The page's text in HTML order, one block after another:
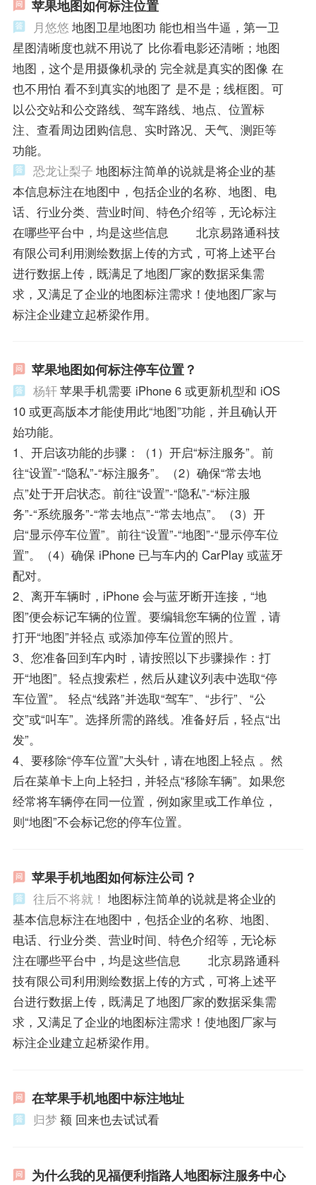
苹果地图如何标注位置
月悠悠 地图卫星地图功 能也相当牛逼，第一卫
星图清晰度也就不用说了 比你看电影还清晰；地图
地图，这个是用摄像机录的 完全就是真实的图像 在
也不用怕 看不到真实的地图了 是不是；线框图。可
以公交站和公交路线、驾车路线、地点、位置标
注、查看周边团购信息、实时路况、天气、测距等
功能。
恐龙让梨子 地图标注简单的说就是将企业的基
本信息标注在地图中，包括企业的名称、地图、电
话、行业分类、营业时间、特色介绍等，无论标注
在哪些平台中，均是这些信息 北京易路通科技
有限公司利用测绘数据上传的方式，可将上述平台
进行数据上传，既满足了地图厂家的数据采集需
求，又满足了企业的地图标注需求！使地图厂家与
标注企业建立起桥梁作用。
苹果地图如何标注停车位置？
杨轩苹果手机需要 iPhone 6 或更新机型和 iOS
10 或更高版本才能使用此“地图”功能，并且确认开
始功能。
1、开启该功能的步骤：（1）开启“标注服务”。前
往“设置”-“隐私”-“标注服务”。（2）确保“常去地
点”处于开启状态。前往“设置”-“隐私”-“标注服
务”-“系统服务”-“常去地点”-“常去地点”。（3）开
启“显示停车位置”。前往“设置”-“地图”-“显示停车位
置”。（4）确保 iPhone 已与车内的 CarPlay 或蓝牙
配对。
2、离开车辆时，iPhone 会与蓝牙断开连接，“地
图”便会标记车辆的位置。要编辑您车辆的位置，请
打开“地图”并轻点 或添加停车位置的照片。
3、您准备回到车内时，请按照以下步骤操作：打
开“地图”。轻点搜索栏，然后从建议列表中选取“停
车位置”。 轻点“线路”并选取“驾车”、“步行”、“公
交”或“叫车”。选择所需的路线。准备好后，轻点“出
发”。
4、要移除“停车位置”大头针，请在地图上轻点 。然
后在菜单卡上向上轻扫，并轻点“移除车辆”。如果您
经常将车辆停在同一位置，例如家里或工作单位，
则“地图”不会标记您的停车位置。
苹果手机地图如何标注公司？
往后不将就！ 地图标注简单的说就是将企业的
基本信息标注在地图中，包括企业的名称、地图、
电话、行业分类、营业时间、特色介绍等，无论标
注在哪些平台中，均是这些信息 北京易路通科
技有限公司利用测绘数据上传的方式，可将上述平
台进行数据上传，既满足了地图厂家的数据采集需
求，又满足了企业的地图标注需求！使地图厂家与
标注企业建立起桥梁作用。
在苹果手机地图中标注地址
归梦 额 回来也去试试看
为什么我的见福便利指路人地图标注服务中心